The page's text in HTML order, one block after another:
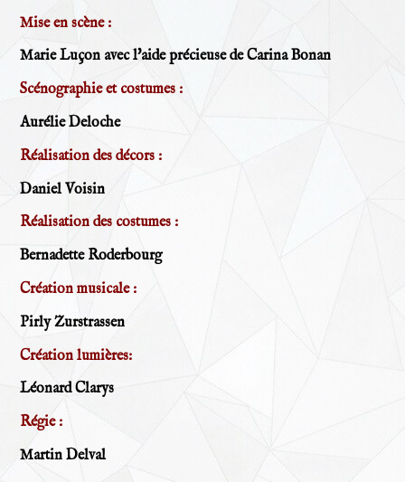
Mise en scène :
Marie Luçon avec l'aide précieuse de Carina Bonan
Scénographie et costumes :
Aurélie Deloche
Réalisation des décors :
Daniel Voisin
Réalisation des costumes :
Bernadette Roderbourg
Création musicale :
Pirly Zurstrassen
Création lumières:
Léonard Clarys
Régie :
Martin Delval